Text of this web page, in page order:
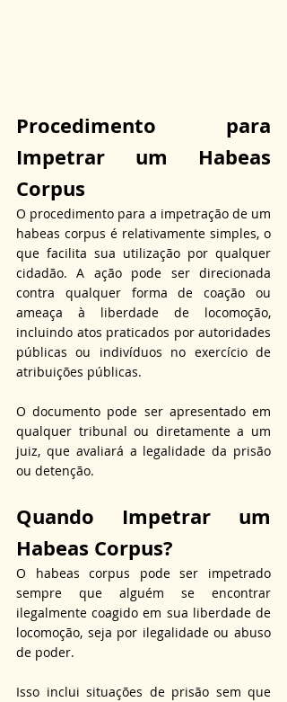
Procedimento para
Impetrar um Habeas
Corpus
O procedimento para a impetração de um
habeas corpus é relativamente simples, o
que facilita sua utilização por qualquer
cidadão. A ação pode ser direcionada
contra qualquer forma de coação ou
ameaça à liberdade de locomoção,
incluindo atos praticados por autoridades
públicas ou indivíduos no exercício de
atribuições públicas.
O documento pode ser apresentado em
qualquer tribunal ou diretamente a um
juiz, que avaliará a legalidade da prisão
ou detenção.
Quando Impetrar um
Habeas Corpus?
O habeas corpus pode ser impetrado
sempre que alguém se encontrar
ilegalmente coagido em sua liberdade de
locomoção, seja por ilegalidade ou abuso
de poder.
Isso inclui situações de prisão sem que